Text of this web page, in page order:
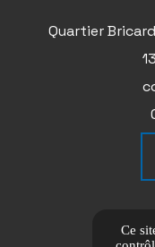
Quartier
Ce